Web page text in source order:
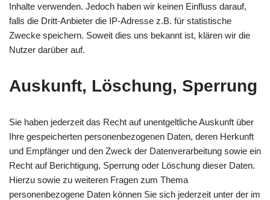
Inhalte verwenden. Jedoch haben wir keinen Einfluss darauf,
falls die Dritt-Anbieter die IP-Adresse z.B. für statistische
Zwecke speichern. Soweit dies uns bekannt ist, klären wir die
Nutzer darüber auf.
Auskunft, Löschung, Sperrung
Sie haben jederzeit das Recht auf unentgeltliche Auskunft über
Ihre gespeicherten personenbezogenen Daten, deren Herkunft
und Empfänger und den Zweck der Datenverarbeitung sowie ein
Recht auf Berichtigung, Sperrung oder Löschung dieser Daten.
Hierzu sowie zu weiteren Fragen zum Thema
personenbezogene Daten können Sie sich jederzeit unter der im